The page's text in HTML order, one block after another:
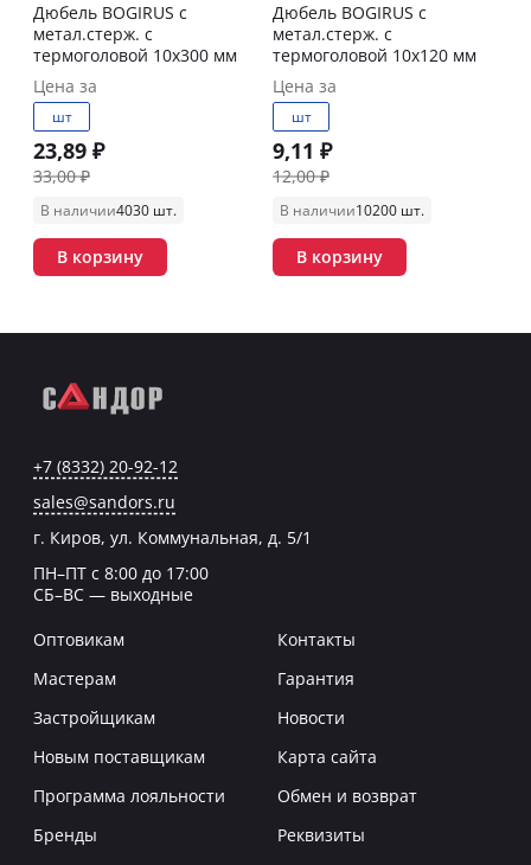
Дюбель BOGIRUS с
метал.стерж. с
термоголовой 10х300 мм
Цена за
шт
23,89 ₽
33,00 ₽
В наличии4030 шт.
В корзину
Дюбель BOGIRUS с
метал.стерж. с
термоголовой 10х120 мм
Цена за
шт
9,11 ₽
12,00 ₽
В наличии10200 шт.
В корзину
+7 (8332) 20-92-12
sales@sandors.ru
г. Киров, ул. Коммунальная, д. 5/1
ПН–ПТ с 8:00 до 17:00
СБ–ВС — выходные
Оптовикам
Мастерам
Застройщикам
Новым поставщикам
Программа лояльности
Бренды
Контакты
Гарантия
Новости
Карта сайта
Обмен и возврат
Реквизиты